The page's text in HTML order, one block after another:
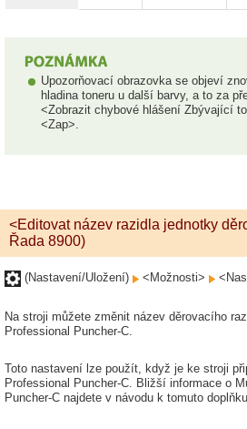
Upozorňovací obrazovka se objeví
hladina toneru u další barvy, a to za
<Zobrazit chybové hlášení Zbývající
<Zap>.
<Editovat název razidla jednotky
Řada 8900)
(Nastavení/Uložení) <Možnosti>
Na stroji můžete změnit název děrovacího
Professional Puncher-C.
Toto nastavení lze použít, když je ke stroji
Professional Puncher-C. Bližší informace o
Puncher-C najdete v návodu k tomuto